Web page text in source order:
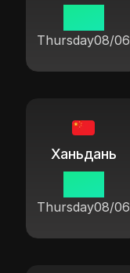
Thursday08/06
Ханьдань
Thursday08/06